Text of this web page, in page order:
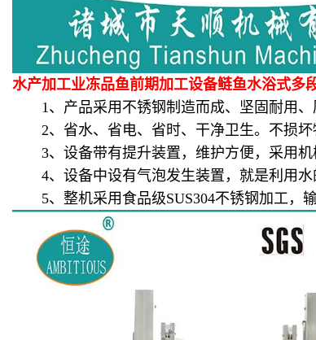
水产加工业冻品鱼前期加工设备鲢鱼水浴式多
1、产品采用不锈钢制造而成、坚固耐用、
2、省水、省电、省时、干净卫生。不损坏
3、设备带有提升装置，维护方便，采用机
4、设备中设有气泡发生装置，就是利用水
5、整机采用食品级SUS304不锈钢加工，输